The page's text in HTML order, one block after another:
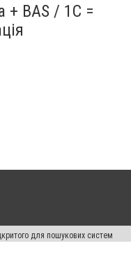
BAS / 1C =
для пошукових систем